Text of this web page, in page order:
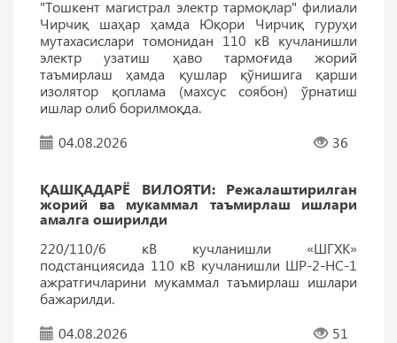
"Тошкент магистрал электр тармоқлар" филиали
Чирчиқ шаҳар ҳамда Юқори Чирчиқ гуруҳи
мутахасислари томонидан 110 кВ кучланишли
электр узатиш ҳаво тармоғида жорий
таъмирлаш ҳамда қушлар қўнишига қарши
изолятор қоплама (махсус соябон) ўрнатиш
ишлар олиб борилмоқда.
04.08.2026
36
ҚАШҚАДАРЁ ВИЛОЯТИ: Режалаштирилган
жорий ва мукаммал таъмирлаш ишлари
амалга оширилди
220/110/6 кВ кучланишли «ШГХК»
подстанциясида 110 кВ кучланишли ШР-2-НС-1
ажратгичларини мукаммал таъмирлаш ишлари
бажарилди.
04.08.2026
51